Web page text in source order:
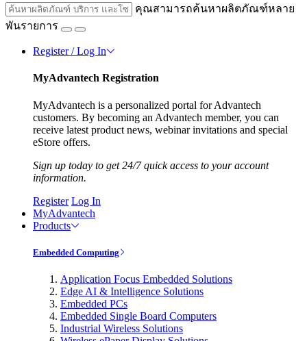
คุณสามารถค้นหาผลิตภัณฑ์หลาย
พันรายการ
Register / Log In
MyAdvantech Registration
MyAdvantech is a personalized portal for Advantech
customers. By becoming an Advantech member, you can
receive latest product news, webinar invitations and special
eStore offers.
Sign up today to get 24/7 quick access to your account
information.
Register Log In
MyAdvantech
Products
Embedded Computing
Application Focus Embedded Solutions
Edge AI & Intelligence Solutions
Embedded PCs
Embedded Single Board Computers
Industrial Wireless Solutions